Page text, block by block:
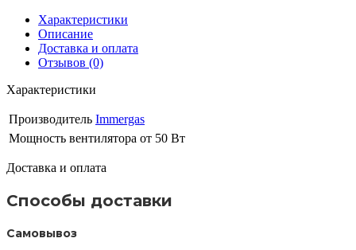
Характеристики
Описание
Доставка и оплата
Отзывов (0)
Характеристики
Производитель Immergas
Мощность вентилятора от 50 Вт
Доставка и оплата
Способы доставки
Самовывоз